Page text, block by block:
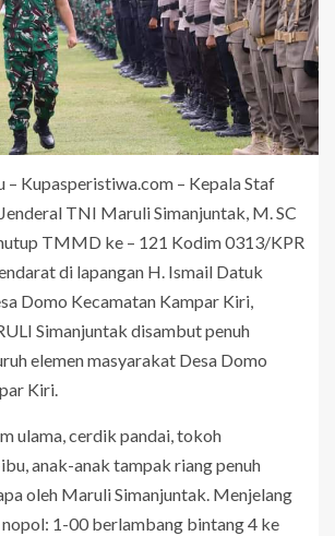
– Kupasperistiwa.com – Kepala Staf
TNI Maruli Simanjuntak, M. SC
TMMD ke – 121 Kodim 0313/KPR
di lapangan H. Ismail Datuk
Domo Kecamatan Kampar Kiri,
Simanjuntak disambut penuh
elemen masyarakat Desa Domo
Kiri.
ulama, cerdik pandai, tokoh
anak-anak tampak riang penuh
oleh Maruli Simanjuntak. Menjelang
1-00 berlambang bintang 4 ke